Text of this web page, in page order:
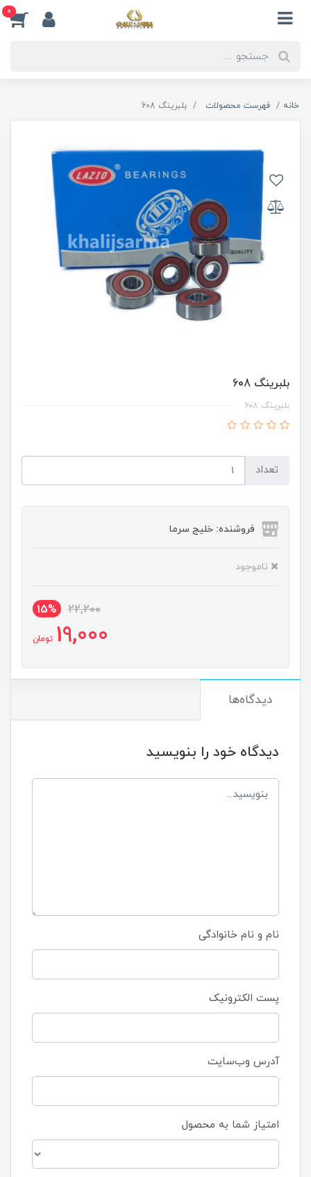
0
خانه فهرست محصولات بلبرینگ 608
بلبرینگ 608
بلبرینگ 608
تعداد
فروشنده: خلیج سرما
ناموجود
22,200
15%
19,000 تومان
دیدگاه‌ها
دیدگاه خود را بنویسید
نام و نام خانوادگی
پست الکترونیک
آدرس وب‌سایت
امتیاز شما به محصول